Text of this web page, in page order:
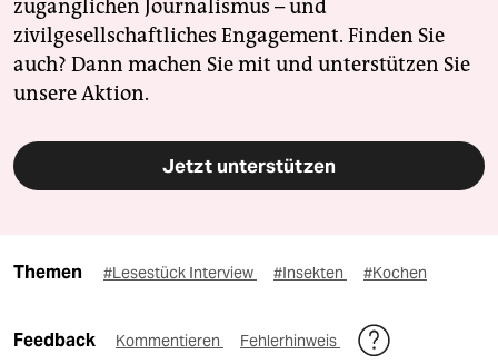
zugänglichen Journalismus – und
zivilgesellschaftliches Engagement. Finden Sie
auch? Dann machen Sie mit und unterstützen Sie
unsere Aktion.
Jetzt unterstützen
Themen #Lesestück Interview #Insekten #Kochen
Feedback Kommentieren Fehlerhinweis